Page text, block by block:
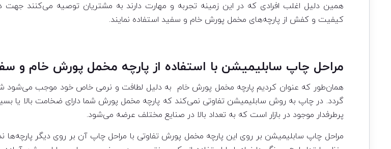
همین دلیل اغلب افرادی که در این زمینه تجربه و مهارت دارند به مشتریان توصیه می‌کنند جهت
کیفیت و کفش از پارچه‌های مخمل پورش خام و سفید استفاده نمایند.
مراحل چاپ سابلیمیشن با استفاده از پارچه مخمل پورش خام و
همان‌طور که عنوان کردیم پارچه مخمل پورش خام به دلیل لطافت و نرمی خاص خود موجب می‌شود
گردد. در چاپ به روش سابلیمیشن تفاوتی نمی‌کند که پارچه مخمل پورش شما دارای ضخامت بالا یا
پرطرفدار موجود در بازار است که به تعداد بالا در صنایع مختلف عرضه می‌شود.
مراحل چاپ سابلیمیشن بر روی این پارچه مخمل پورش تفاوتی با مراحل چاپ آن بر روی دیگر